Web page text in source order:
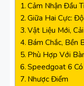
Cảm Nhận Đầu
Giữa Hai Cực:
Vật Liệu Mới,
Bám Chắc, Bền
Phù Hợp Với
Speedgoat 6
Nhược Điểm